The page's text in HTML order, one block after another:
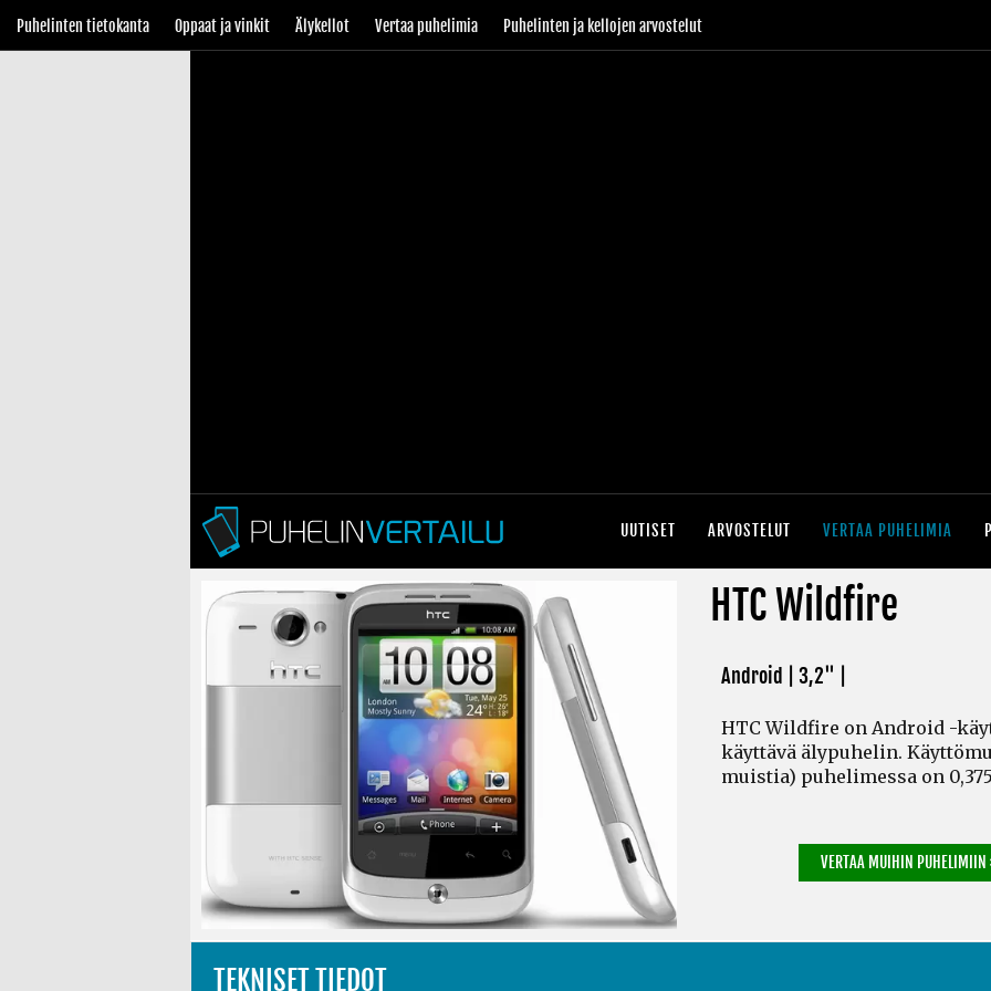
Puhelinten tietokanta Oppaat ja vinkit Älykellot Vertaa puhelimia Puhelinten ja kellojen arvostelut
UUTISET ARVOSTELUT VERTAA PUHELIMIA
HTC Wildfire
Android | 3,2" |
HTC Wildfire on Android -
käyttävä älypuhelin.
muistia) puhelimessa on
VERTAA MUIHIN PUHELIMIIN
TEKNISET TIEDOT